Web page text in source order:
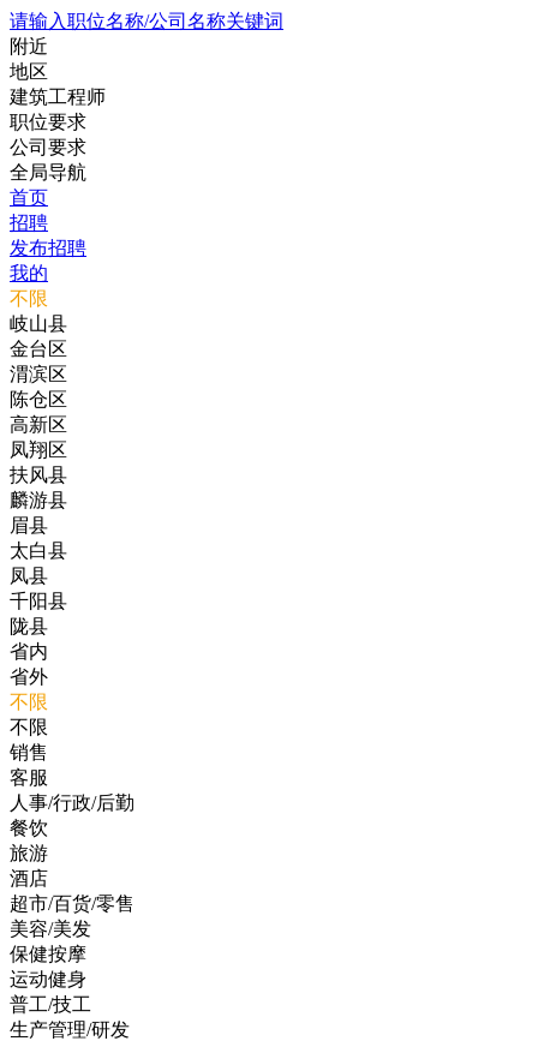
请输入职位名称/公司名称关键词
附近
地区
建筑工程师
职位要求
公司要求
全局导航
首页
招聘
发布招聘
我的
不限
岐山县
金台区
渭滨区
陈仓区
高新区
凤翔区
扶风县
麟游县
眉县
太白县
凤县
千阳县
陇县
省内
省外
不限
不限
销售
客服
人事/行政/后勤
餐饮
旅游
酒店
超市/百货/零售
美容/美发
保健按摩
运动健身
普工/技工
生产管理/研发